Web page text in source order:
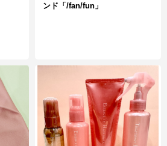
ンド「/fan/fun」